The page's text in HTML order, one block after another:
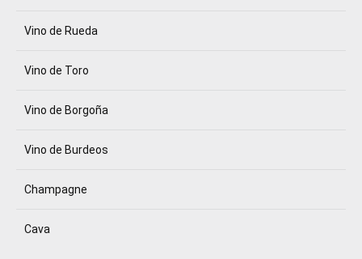
Vino de Rueda
Vino de Toro
Vino de Borgoña
Vino de Burdeos
Champagne
Cava